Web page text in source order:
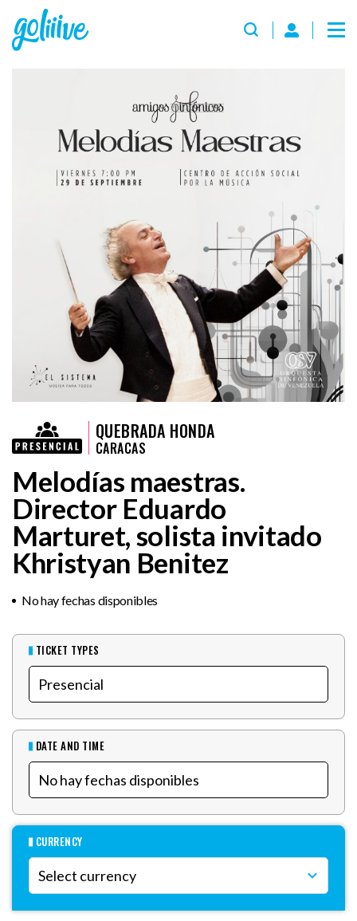
QUEBRADA HONDA
CARACAS
Melodías maestras.
Director Eduardo
Marturet, solista invitado
Khristyan Benitez
No hay fechas disponibles
TICKET TYPES
DATE AND TIME
CURRENCY